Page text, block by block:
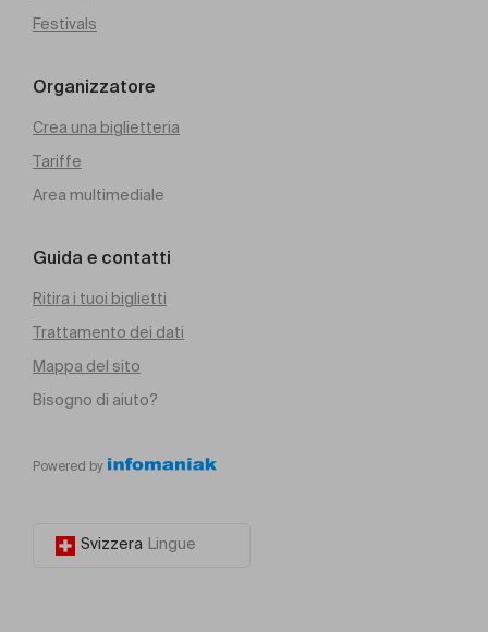
Festivals
Organizzatore
Crea una biglietteria
Tariffe
Area multimediale
Guida e contatti
Ritira i tuoi biglietti
Trattamento dei dati
Mappa del sito
Bisogno di aiuto?
Powered by
Svizzera Lingue